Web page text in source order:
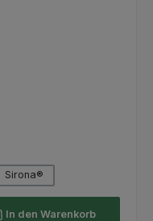
Sirona®
In den Warenkorb